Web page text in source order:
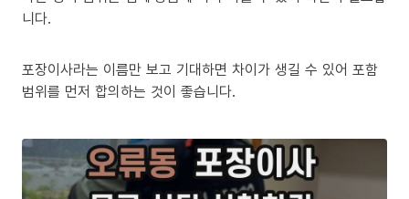
니다.
포장이사라는 이름만 보고 기대하면 차이가 생길 수 있어 포함
범위를 먼저 합의하는 것이 좋습니다.